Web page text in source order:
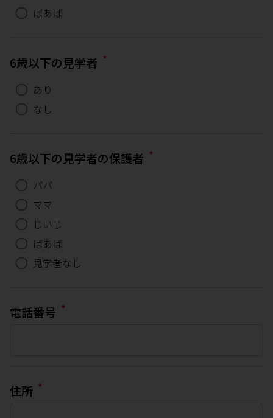
ばあば
6歳以下の見学者 *
あり
なし
6歳以下の見学者の保護者 *
パパ
ママ
じいじ
ばあば
見学者なし
電話番号 *
住所 *